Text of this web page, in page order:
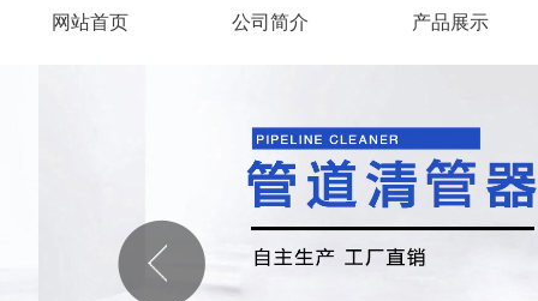
网站首页 公司简介 产品展示